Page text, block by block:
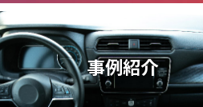
事例紹介